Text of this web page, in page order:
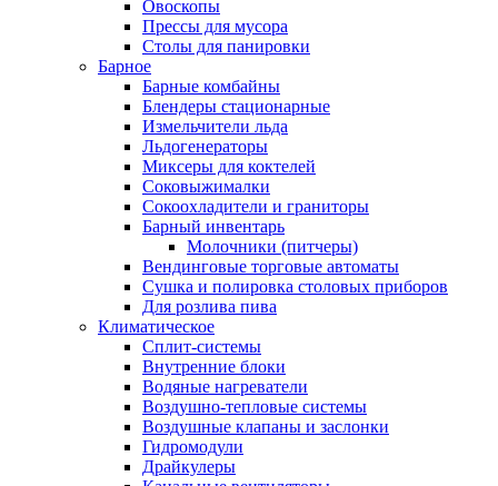
Овоскопы
Прессы для мусора
Столы для панировки
Барное
Барные комбайны
Блендеры стационарные
Измельчители льда
Льдогенераторы
Миксеры для коктелей
Соковыжималки
Сокоохладители и граниторы
Барный инвентарь
Молочники (питчеры)
Вендинговые торговые автоматы
Сушка и полировка столовых приборов
Для розлива пива
Климатическое
Сплит-системы
Внутренние блоки
Водяные нагреватели
Воздушно-тепловые системы
Воздушные клапаны и заслонки
Гидромодули
Драйкулеры